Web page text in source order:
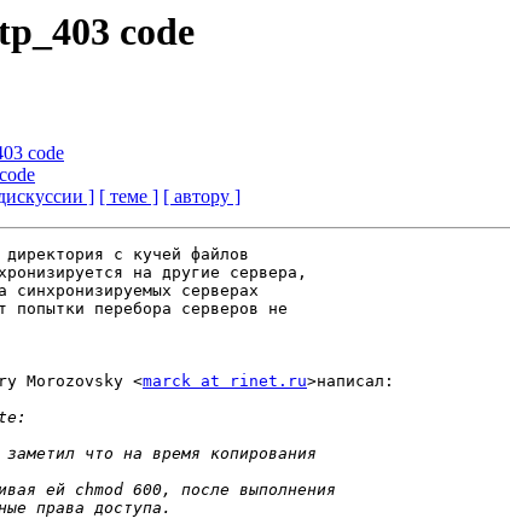
code
code
] [ теме ] [ автору ]
с кучей файлов
на другие сервера,
серверах
попытки перебора серверов не
Morozovsky <marck at rinet.ru>написал: